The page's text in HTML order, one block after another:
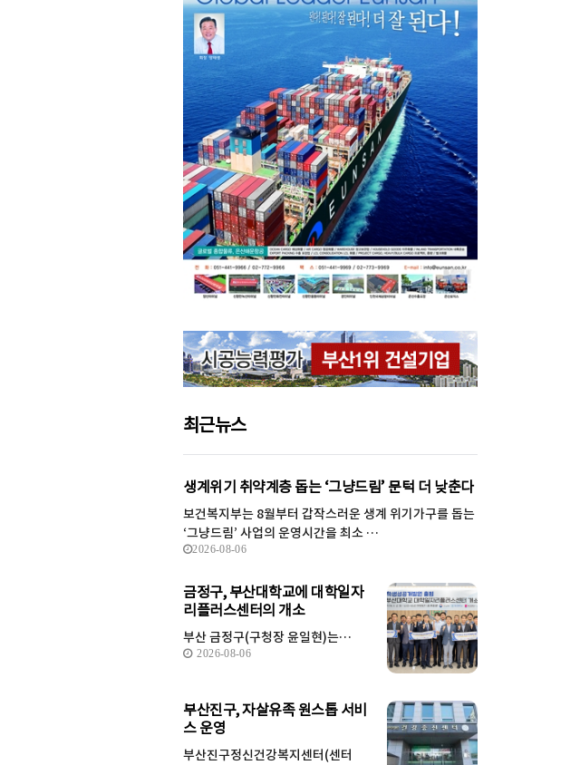
최근뉴스
생계위기 취약계층 돕는 ‘그냥드림’ 문턱 더 낮춘다
보건복지부는 8월부터 갑작스러운 생계 위기가구를 돕는
‘그냥드림’ 사업의 운영시간을 최소 …
2026-08-06
금정구, 부산대학교에 대학일자
리플러스센터의 개소
부산 금정구(구청장 윤일현)는…
2026-08-06
부산진구, 자살유족 원스톱 서비
스 운영
부산진구정신건강복지센터(센터